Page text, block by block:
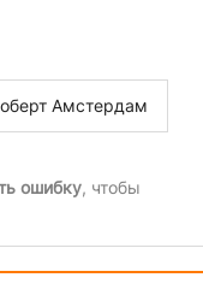
Амстердам
ошибку, чтобы